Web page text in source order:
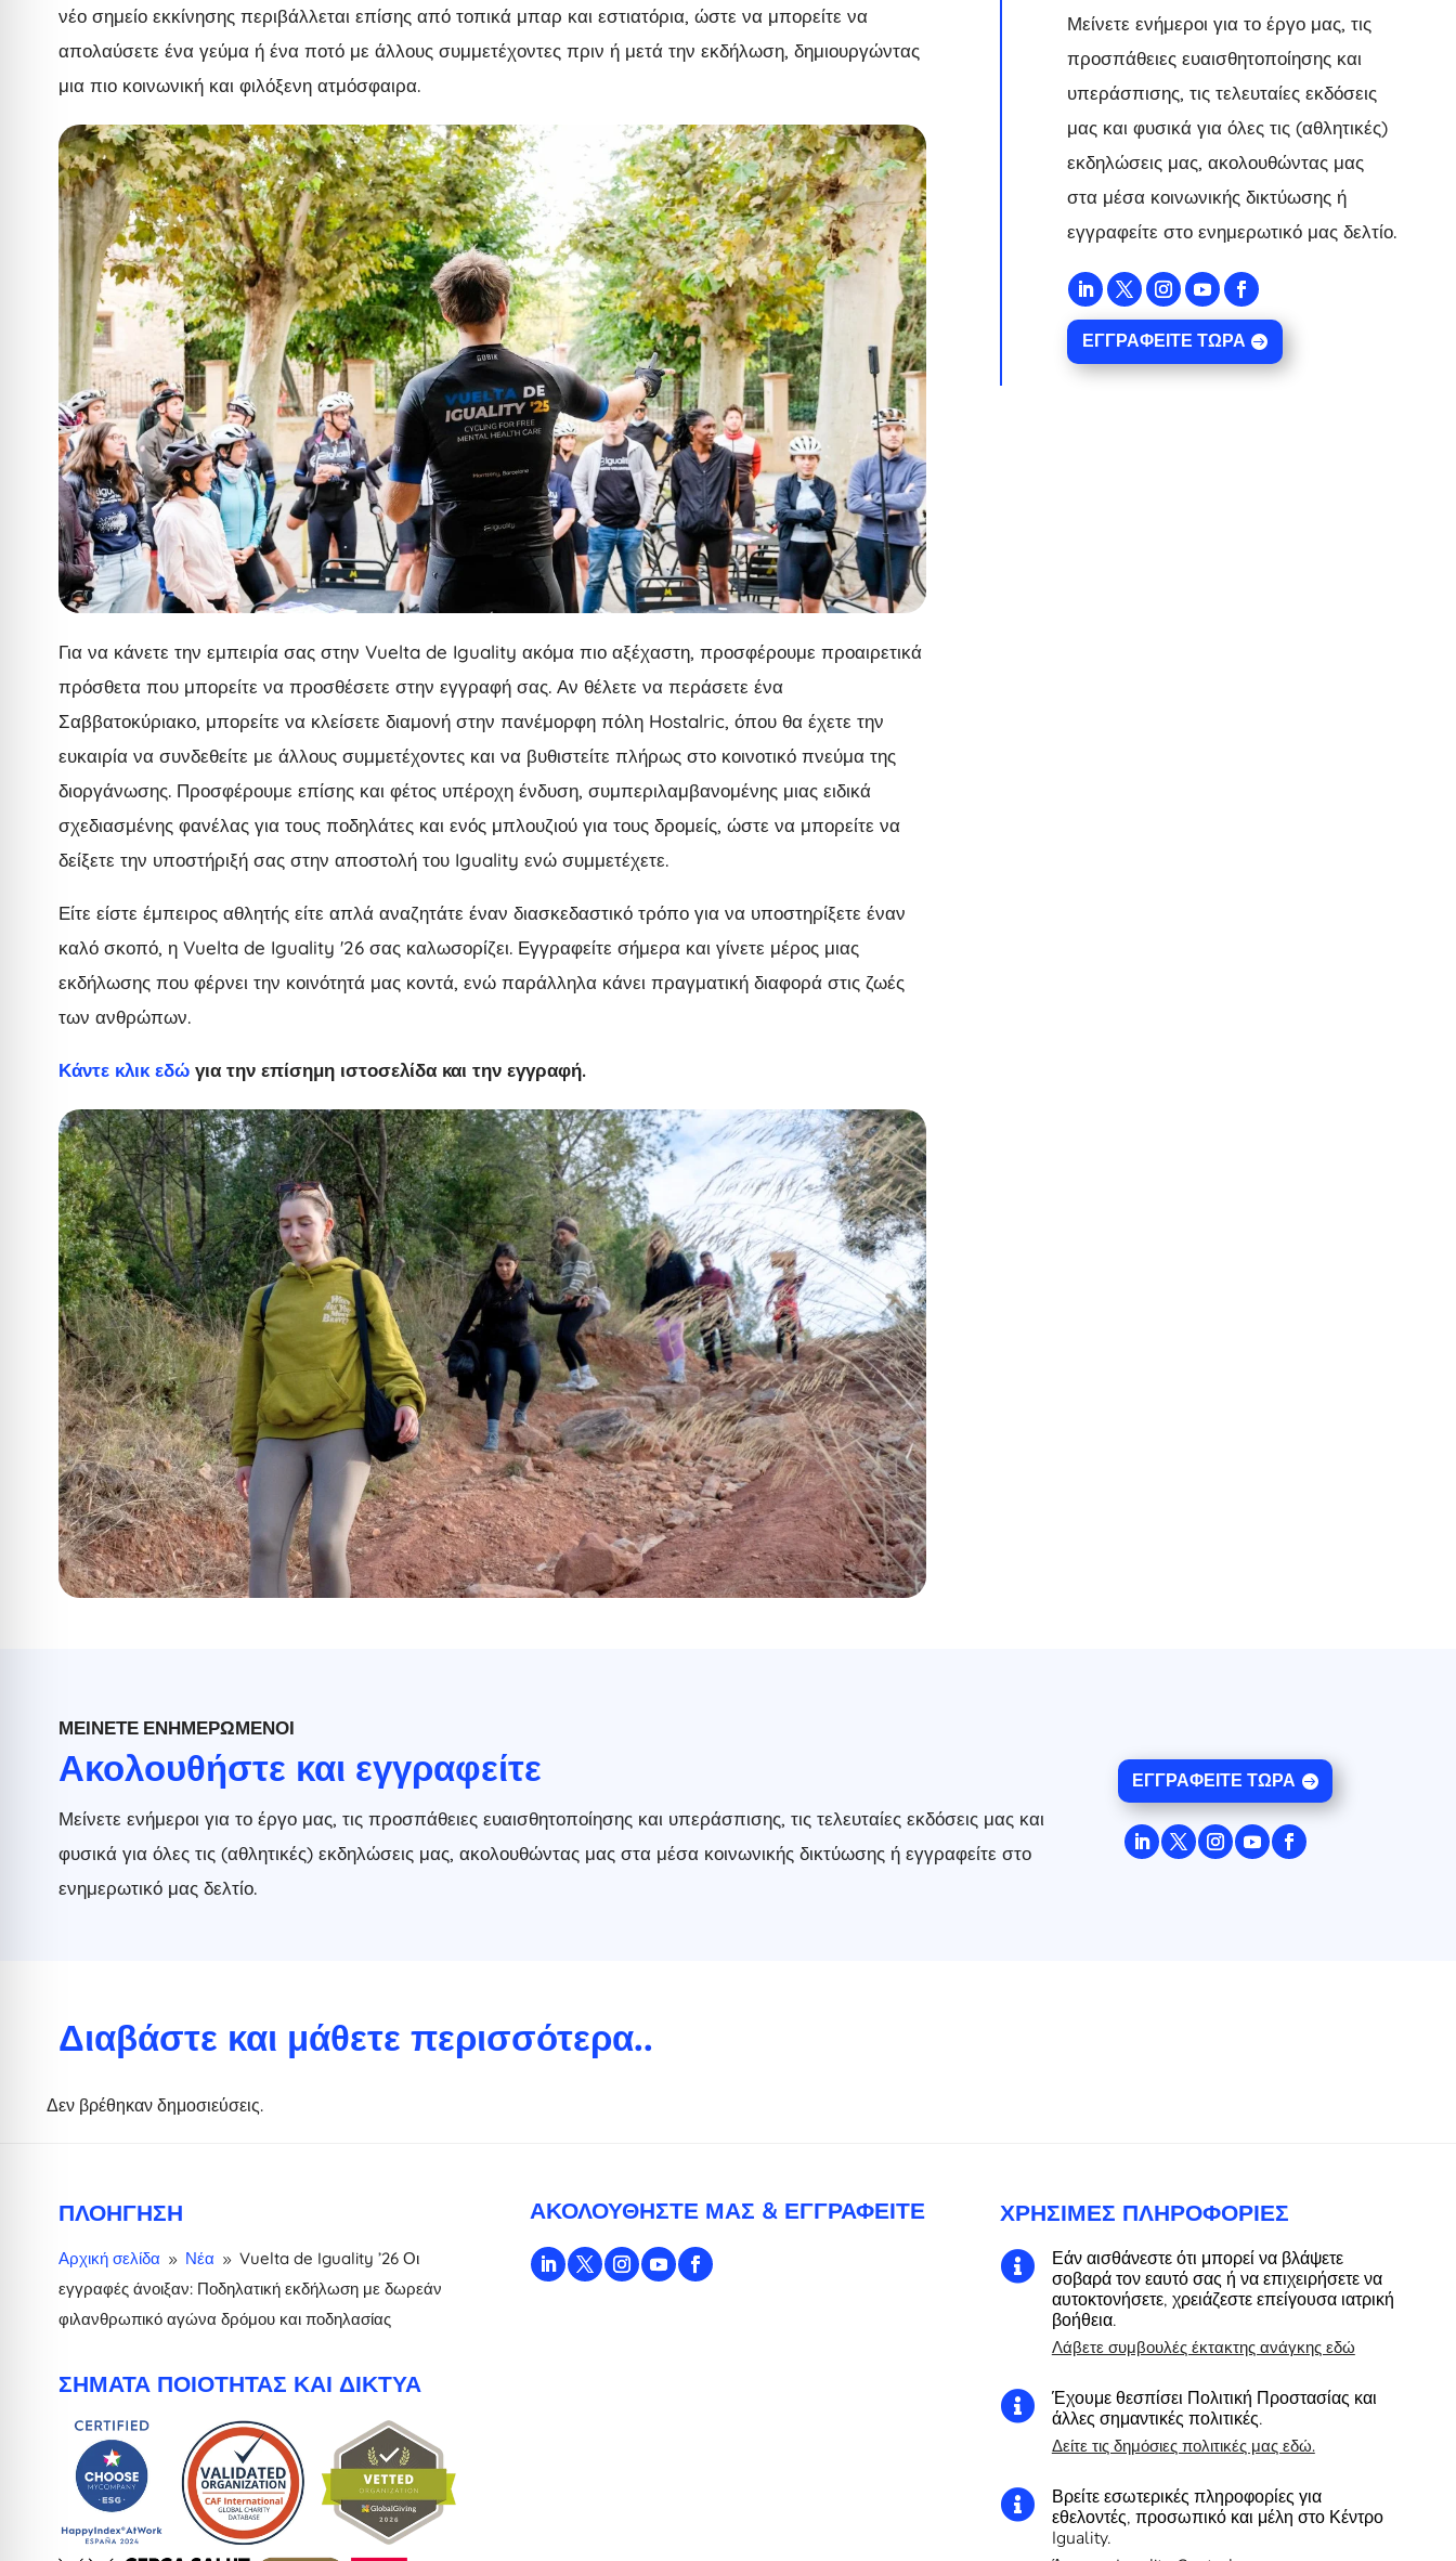
νέο σημείο εκκίνησης περιβάλλεται επίσης από τοπικά μπαρ και εστιατόρια, ώστε να μπορείτε να
απολαύσετε ένα γεύμα ή ένα ποτό με άλλους συμμετέχοντες πριν ή μετά την εκδήλωση, δημιουργώντας
μια πιο κοινωνική και φιλόξενη ατμόσφαιρα.
Για να κάνετε την εμπειρία σας στην Vuelta de Iguality ακόμα πιο αξέχαστη, προσφέρουμε προαιρετικά
πρόσθετα που μπορείτε να προσθέσετε στην εγγραφή σας. Αν θέλετε να περάσετε ένα
Σαββατοκύριακο, μπορείτε να κλείσετε διαμονή στην πανέμορφη πόλη Hostalric, όπου θα έχετε την
ευκαιρία να συνδεθείτε με άλλους συμμετέχοντες και να βυθιστείτε πλήρως στο κοινοτικό πνεύμα της
διοργάνωσης. Προσφέρουμε επίσης και φέτος υπέροχη ένδυση, συμπεριλαμβανομένης μιας ειδικά
σχεδιασμένης φανέλας για τους ποδηλάτες και ενός μπλουζιού για τους δρομείς, ώστε να μπορείτε να
δείξετε την υποστήριξή σας στην αποστολή του Iguality ενώ συμμετέχετε.
Είτε είστε έμπειρος αθλητής είτε απλά αναζητάτε έναν διασκεδαστικό τρόπο για να υποστηρίξετε έναν
καλό σκοπό, η Vuelta de Iguality '26 σας καλωσορίζει. Εγγραφείτε σήμερα και γίνετε μέρος μιας
εκδήλωσης που φέρνει την κοινότητά μας κοντά, ενώ παράλληλα κάνει πραγματική διαφορά στις ζωές
των ανθρώπων.
Κάντε κλικ εδώγια την επίσημη ιστοσελίδα και την εγγραφή.
Μείνετε ενήμεροι για το έργο μας, τις
προσπάθειες ευαισθητοποίησης και
υπεράσπισης, τις τελευταίες εκδόσεις
μας και φυσικά για όλες τις (αθλητικές)
εκδηλώσεις μας, ακολουθώντας μας
στα μέσα κοινωνικής δικτύωσης ή
εγγραφείτε στο ενημερωτικό μας δελτίο.
ΕΓΓΡΑΦΕΊΤΕ ΤΏΡΑ
ΜΕΊΝΕΤΕ ΕΝΗΜΕΡΩΜΈΝΟΙ
Ακολουθήστε και εγγραφείτε
Μείνετε ενήμεροι για το έργο μας, τις προσπάθειες ευαισθητοποίησης και υπεράσπισης, τις τελευταίες εκδόσεις μας και
φυσικά για όλες τις (αθλητικές) εκδηλώσεις μας, ακολουθώντας μας στα μέσα κοινωνικής δικτύωσης ή εγγραφείτε στο
ενημερωτικό μας δελτίο.
ΕΓΓΡΑΦΕΊΤΕ ΤΏΡΑ
Διαβάστε και μάθετε περισσότερα..
Δεν βρέθηκαν δημοσιεύσεις.
ΠΛΟΉΓΗΣΗ
Αρχική σελίδα 9 Νέα 9 Vuelta de Iguality ’26 Οι
εγγραφές άνοιξαν: Ποδηλατική εκδήλωση με δωρεάν
φιλανθρωπικό αγώνα δρόμου και ποδηλασίας
ΣΉΜΑΤΑ ΠΟΙΌΤΗΤΑΣ ΚΑΙ ΔΊΚΤΥΑ
ΑΚΟΛΟΥΘΉΣΤΕ ΜΑΣ & ΕΓΓΡΑΦΕΊΤΕ ΧΡΉΣΙΜΕΣ ΠΛΗΡΟΦΟΡΊΕΣ

Εάν αισθάνεστε ότι μπορεί να βλάψετε
σοβαρά τον εαυτό σας ή να επιχειρήσετε να
αυτοκτονήσετε, χρειάζεστε επείγουσα ιατρική
βοήθεια.
Λάβετε συμβουλές έκτακτης ανάγκης εδώ

Έχουμε θεσπίσει Πολιτική Προστασίας και
άλλες σημαντικές πολιτικές.
Δείτε τις δημόσιες πολιτικές μας εδώ.

Βρείτε εσωτερικές πληροφορίες για
εθελοντές, προσωπικό και μέλη στο Κέντρο
Iguality.